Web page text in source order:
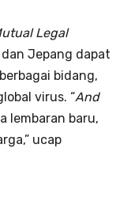
Legal
Jepang dapat
bidang,
virus. “And
lembaran baru,
ucap